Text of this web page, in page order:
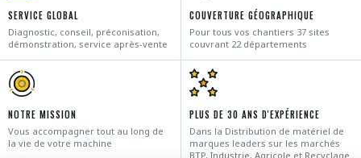
SERVICE GLOBAL
Diagnostic, conseil, préconisation,
démonstration, service après-vente
COUVERTURE GÉOGRAPHIQUE
Pour tous vos chantiers 37 sites
couvrant 22 départements
NOTRE MISSION
Vous accompagner tout au long de
la vie de votre machine
PLUS DE 30 ANS D'EXPÉRIENCE
Dans la Distribution de matériel de
marques leaders sur les marchés
BTP, Industrie, Agricole et Recyclage